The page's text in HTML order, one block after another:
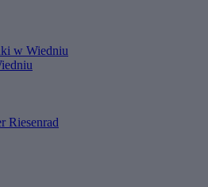
w Wiedniu
Riesenrad